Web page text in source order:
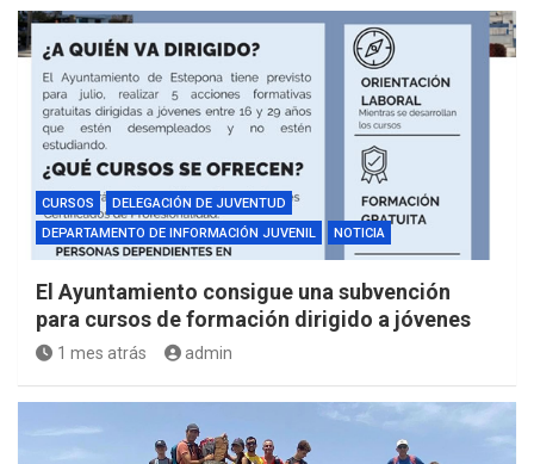
CURSOS
DELEGACIÓN DE JUVENTUD
DEPARTAMENTO DE INFORMACIÓN JUVENIL
NOTICIA
El Ayuntamiento consigue una subvención
para cursos de formación dirigido a jóvenes
1 mes atrás admin